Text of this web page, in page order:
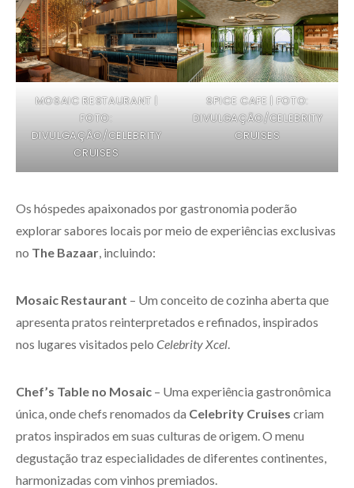
MOSAIC RESTAURANT |
FOTO:
DIVULGAÇÃO/CELEBRITY
CRUISES
SPICE CAFE | FOTO:
DIVULGAÇÃO/CELEBRITY
CRUISES
Os hóspedes apaixonados por gastronomia poderão
explorar sabores locais por meio de experiências exclusivas
no The Bazaar , incluindo:
Mosaic Restaurant – Um conceito de cozinha aberta que
apresenta pratos reinterpretados e refinados, inspirados
nos lugares visitados pelo Celebrity Xcel
Chef’s Table no Mosaic – Uma experiência gastronômica
única, onde chefs renomados da Celebrity Cruises criam
pratos inspirados em suas culturas de origem. O menu
degustação traz especialidades de diferentes continentes,
harmonizadas com vinhos premiados.